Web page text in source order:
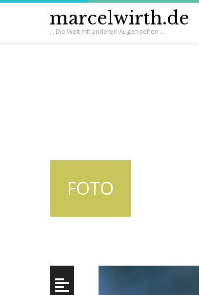
marcelwirth.de
... Die Welt mit anderen Augen sehen ...
FOTO
Beitragsnavigation